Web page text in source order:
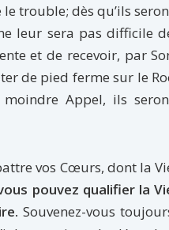
trouble; dès qu’ils
leur sera pas difficile
et de recevoir, par
de pied ferme sur le
Appel, ils
vos Cœurs, dont la
pouvez qualifier la
Souvenez-vous